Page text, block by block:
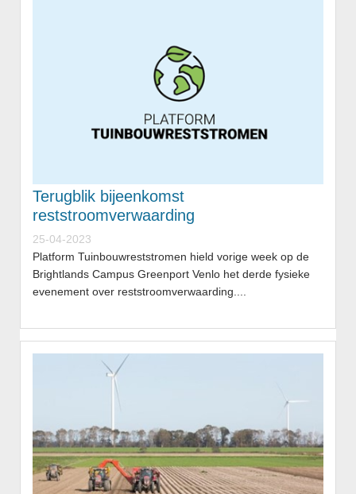
Terugblik bijeenkomst
reststroomverwaarding
25-04-2023
Platform Tuinbouwreststromen hield vorige week op de
Brightlands Campus Greenport Venlo het derde fysieke
evenement over reststroomverwaarding....